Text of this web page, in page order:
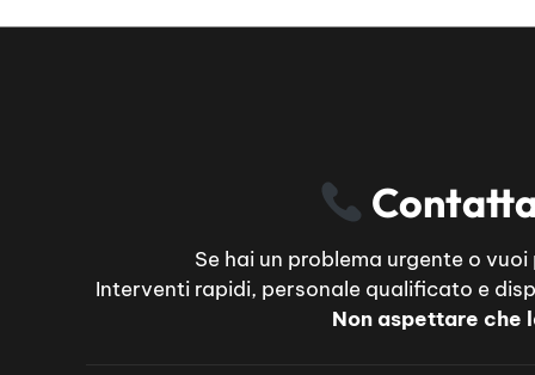
Se hai un problema urgente o
Interventi rapidi, personale qualificato e
Non aspettare che